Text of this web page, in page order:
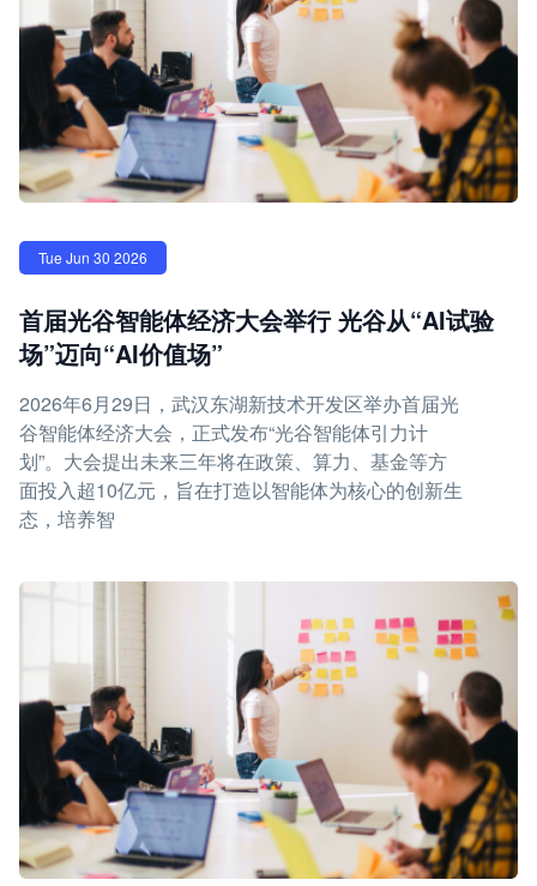
Tue Jun 30 2026
首届光谷智能体经济大会举行 光谷从“AI试验
场”迈向“AI价值场”
2026年6月29日，武汉东湖新技术开发区举办首届光
谷智能体经济大会，正式发布“光谷智能体引力计
划”。大会提出未来三年将在政策、算力、基金等方
面投入超10亿元，旨在打造以智能体为核心的创新生
态，培养智